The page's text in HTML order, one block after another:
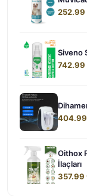
252.99
Siveno
742.99
Oithox
İlaçları
357.99